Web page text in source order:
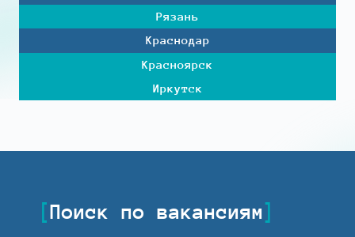
Рязань
Краснодар
Красноярск
Иркутск
Поиск по вакансиям